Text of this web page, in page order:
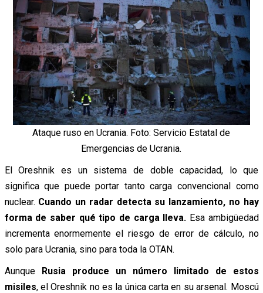
Ataque ruso en Ucrania. Foto: Servicio Estatal de
Emergencias de Ucrania.
El Oreshnik es un sistema de doble capacidad, lo que
significa que puede portar tanto carga convencional como
nuclear. Cuando un radar detecta su lanzamiento, no hay
forma de saber qué tipo de carga lleva. Esa ambigüedad
incrementa enormemente el riesgo de error de cálculo, no
solo para Ucrania, sino para toda la OTAN.
Aunque Rusia produce un número limitado de estos
misiles, el Oreshnik no es la única carta en su arsenal. Moscú